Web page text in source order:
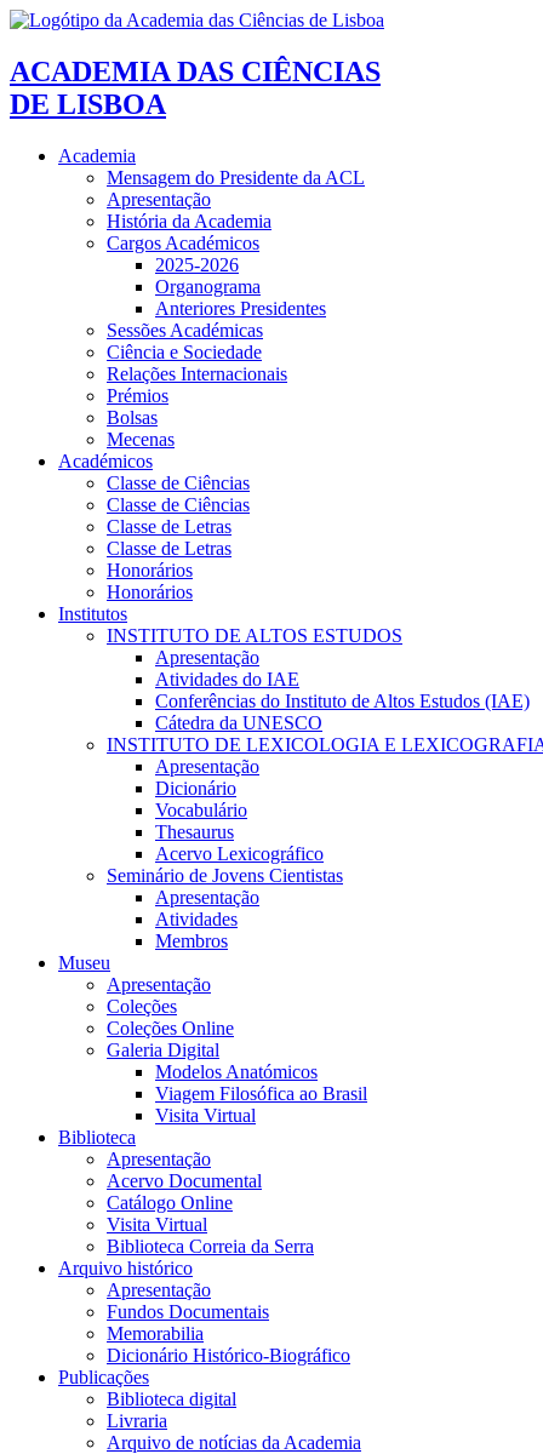
ACADEMIA DAS CIÊNCIAS
DE LISBOA
Academia
Mensagem do Presidente da ACL
Apresentação
História da Academia
Cargos Académicos
2025-2026
Organograma
Anteriores Presidentes
Sessões Académicas
Ciência e Sociedade
Relações Internacionais
Prémios
Bolsas
Mecenas
Académicos
Classe de Ciências
Classe de Ciências
Classe de Letras
Classe de Letras
Honorários
Honorários
Institutos
INSTITUTO DE ALTOS ESTUDOS
Apresentação
Atividades do IAE
Conferências do Instituto de Altos Estudos (IAE)
Cátedra da UNESCO
INSTITUTO DE LEXICOLOGIA E
Apresentação
Dicionário
Vocabulário
Thesaurus
Acervo Lexicográfico
Seminário de Jovens Cientistas
Apresentação
Atividades
Membros
Museu
Apresentação
Coleções
Coleções Online
Galeria Digital
Modelos Anatómicos
Viagem Filosófica ao Brasil
Visita Virtual
Biblioteca
Apresentação
Acervo Documental
Catálogo Online
Visita Virtual
Biblioteca Correia da Serra
Arquivo histórico
Apresentação
Fundos Documentais
Memorabilia
Dicionário Histórico-Biográfico
Publicações
Biblioteca digital
Livraria
Arquivo de notícias da Academia